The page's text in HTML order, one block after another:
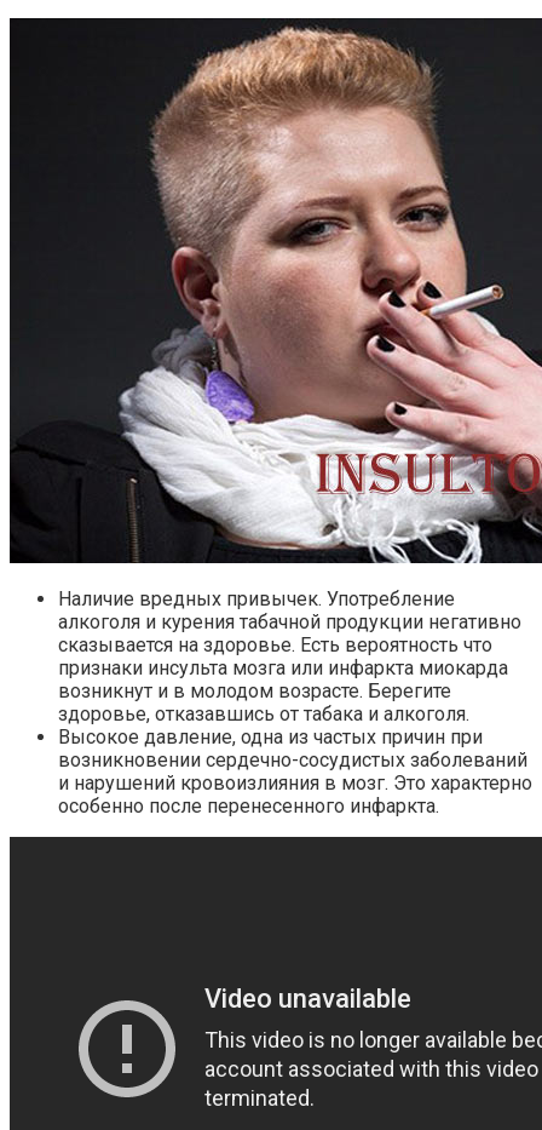
Наличие вредных привычек. Употребление
алкоголя и курения табачной продукции негативно
сказывается на здоровье. Есть вероятность что
признаки инсульта мозга или инфаркта миокарда
возникнут и в молодом возрасте. Берегите
здоровье, отказавшись от табака и алкоголя.
Высокое давление, одна из частых причин при
возникновении сердечно-сосудистых заболеваний
и нарушений кровоизлияния в мозг. Это характерно
особенно после перенесенного инфаркта.